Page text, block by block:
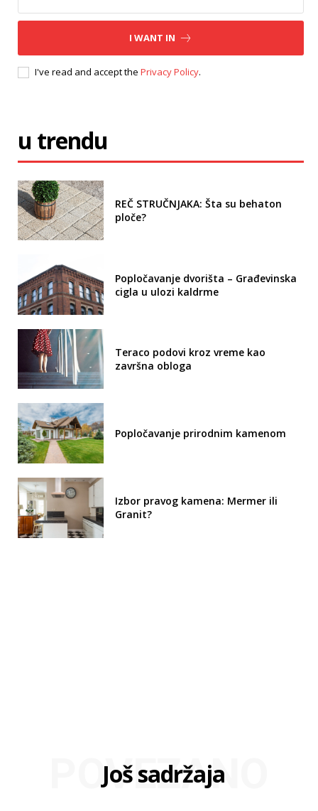
I WANT IN
I've read and accept the Privacy Policy.
u trendu
REČ STRUČNJAKA: Šta su behaton
ploče?
Popločavanje dvorišta – Građevinska
cigla u ulozi kaldrme
Teraco podovi kroz vreme kao
završna obloga
Popločavanje prirodnim kamenom
Izbor pravog kamena: Mermer ili
Granit?
Još sadržaja
POVEZANO